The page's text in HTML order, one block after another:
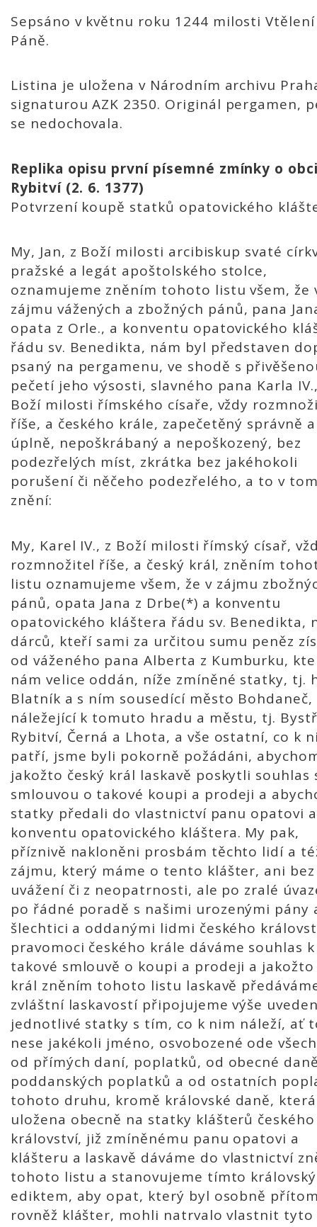
Sepsáno v květnu roku 1244 milosti Vtělení
Páně.
Listina je uložena v Národním archivu
signaturou AZK 2350. Originál pergamen,
se nedochovala.
Replika opisu první písemné zmínky o
Rybitví (2. 6. 1377)
Potvrzení koupě statků opatovického
My, Jan, z Boží milosti arcibiskup svaté
pražské a legát apoštolského stolce,
oznamujeme zněním tohoto listu všem, že
zájmu vážených a zbožných pánů, pana
opata z Orle., a konventu opatovického
řádu sv. Benedikta, nám byl představen
psaný na pergamenu, ve shodě s
pečetí jeho výsosti, slavného pana Karla
Boží milosti římského císaře, vždy
říše, a českého krále, zapečetěný správně a
úplně, nepoškrábaný a nepoškozený, bez
podezřelých míst, zkrátka bez jakéhokoli
porušení či něčeho podezřelého, a to v
znění:
My, Karel IV., z Boží milosti římský císař,
rozmnožitel říše, a český král, zněním
listu oznamujeme všem, že v zájmu
pánů, opata Jana z Drbe(*) a konventu
opatovického kláštera řádu sv. Benedikta,
dárců, kteří sami za určitou sumu peněz
od váženého pana Alberta z Kumburku,
nám velice oddán, níže zmíněné statky, tj.
Blatník a s ním sousedící město Bohdaneč,
náležející k tomuto hradu a městu, tj.
Rybitví, Černá a Lhota, a vše ostatní, co k
patří, jsme byli pokorně požádáni,
jakožto český král laskavě poskytli souhlas
smlouvou o takové koupi a prodeji a
statky předali do vlastnictví panu opatovi a
konventu opatovického kláštera. My pak,
příznivě nakloněni prosbám těchto lidí a
zájmu, který máme o tento klášter, ani bez
uvážení či z neopatrnosti, ale po zralé
po řádné poradě s našimi urozenými pány
šlechtici a oddanými lidmi českého
pravomoci českého krále dáváme souhlas k
takové smlouvě o koupi a prodeji a jakožto
král zněním tohoto listu laskavě
zvláštní laskavostí připojujeme výše
jednotlivé statky s tím, co k nim náleží, ať
nese jakékoli jméno, osvobozené ode
od přímých daní, poplatků, od obecné
poddanských poplatků a od ostatních
tohoto druhu, kromě královské daně,
uložena obecně na statky klášterů českého
království, již zmíněnému panu opatovi a
klášteru a laskavě dáváme do vlastnictví
tohoto listu a stanovujeme tímto
ediktem, aby opat, který byl osobně
rovněž klášter, mohli natrvalo vlastnit tyto